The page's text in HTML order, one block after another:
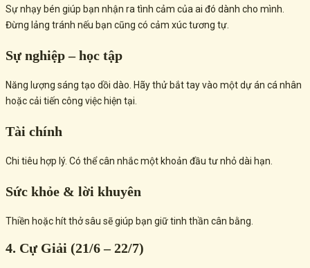
Sự nhạy bén giúp bạn nhận ra tình cảm của ai đó dành cho mình.
Đừng lảng tránh nếu bạn cũng có cảm xúc tương tự.
Sự nghiệp – học tập
Năng lượng sáng tạo dồi dào. Hãy thử bắt tay vào một dự án cá nhân
hoặc cải tiến công việc hiện tại.
Tài chính
Chi tiêu hợp lý. Có thể cân nhắc một khoản đầu tư nhỏ dài hạn.
Sức khỏe & lời khuyên
Thiền hoặc hít thở sâu sẽ giúp bạn giữ tinh thần cân bằng.
4. Cự Giải (21/6 – 22/7)